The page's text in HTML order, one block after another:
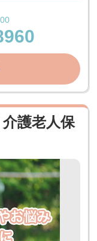
護老人保